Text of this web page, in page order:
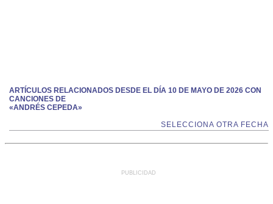
ARTÍCULOS RELACIONADOS DESDE EL DÍA 10 DE MAYO DE 2026 CON
CANCIONES DE
«ANDRÉS CEPEDA»
SELECCIONA OTRA FECHA
PUBLICIDAD